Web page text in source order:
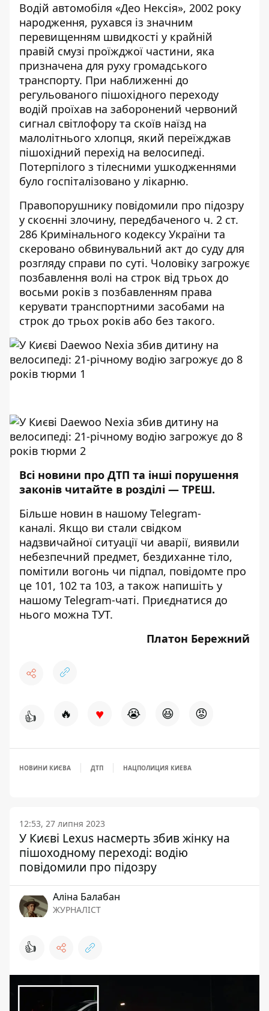
Водій автомобіля «Део Нексія», 2002 року
народження, рухався із значним
перевищенням швидкості у крайній
правій смузі проїжджої частини, яка
призначена для руху громадського
транспорту. При наближенні до
регульованого пішохідного переходу
водій проїхав на заборонений червоний
сигнал світлофору та скоїв наїзд на
малолітнього хлопця, який переїжджав
пішохідний перехід на велосипеді.
Потерпілого з тілесними ушкодженнями
було госпіталізовано у лікарню.
Правопорушнику повідомили про підозру
у скоєнні злочину, передбаченого ч. 2 ст.
286 Кримінального кодексу України та
скеровано обвинувальний акт до суду для
розгляду справи по суті. Чоловіку загрожує
позбавлення волі на строк від трьох до
восьми років з позбавленням права
керувати транспортними засобами на
строк до трьох років або без такого.
Всі новини про ДТП та інші порушення
законів читайте в розділі — ТРЕШ.
Більше новин в нашому Telegram-
каналі. Якщо ви стали свідком
надзвичайної ситуації чи аварії, виявили
небезпечний предмет, бездиханне тіло,
помітили вогонь чи підпал, повідомте про
це 101, 102 та 103, а також напишіть у
нашому Telegram-чаті. Приєднатися до
нього можна ТУТ.
Платон Бережний
👍 🔥 ♥ 😭 😆 😡
НОВИНИ КИЄВА ДТП НАЦПОЛИЦИЯ КИЕВА
12:53, 27 липня 2023
У Києві Lexus насмерть збив жінку на
пішоходному переході: водію
повідомили про підозру
Аліна Балабан
ЖУРНАЛІСТ
👍